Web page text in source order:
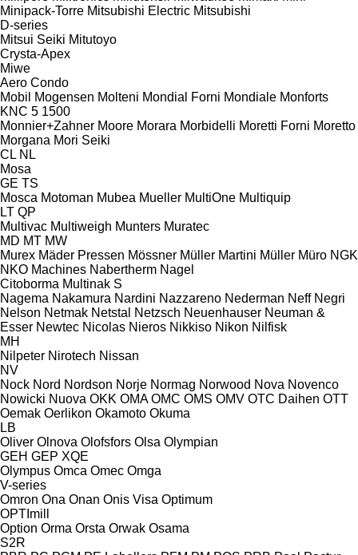
Minipack-Torre Mitsubishi Electric Mitsubishi
D-series
Mitsui Seiki Mitutoyo
Crysta-Apex
Miwe
Aero Condo
Mobil
Mogensen Molteni Mondial Forni Mondiale Monforts
KNC 5 1500
Monnier+Zahner Moore Morara Morbidelli Moretti Forni Moretto
Morgana Mori Seiki
CL NL
Mosa
GE TS
Mosca Motoman Mubea Mueller MultiOne Multiquip
LT QP
Multivac Multiweigh Munters Muratec
MD MT MW
Murex Mäder Pressen Mössner Müller Martini Müller Müro NGK
NKO Machines Nabertherm Nagel
Citoborma Multinak S
Nagema Nakamura Nardini Nazzareno Nederman Neff Negri
Nelson Netmak Netstal Netzsch Neuenhauser Neuman &
Esser Newtec Nicolas Nieros Nikkiso Nikon Nilfisk
MH
Nilpeter Nirotech Nissan
NV
Nock Nord Nordson Norje Normag Norwood Nova Novenco
Nowicki Nuova OKK OMA OMC OMS OMV OTC Daihen OTT
Oemak Oerlikon Okamoto Okuma
LB
Oliver Olnova Olofsfors Olsa Olympian
GEH GEP XQE
Olympus Omca Omec Omga
V-series
Omron Ona Onan Onis Visa Optimum
OPTImill
Option Orma Orsta Orwak Osama
S2R